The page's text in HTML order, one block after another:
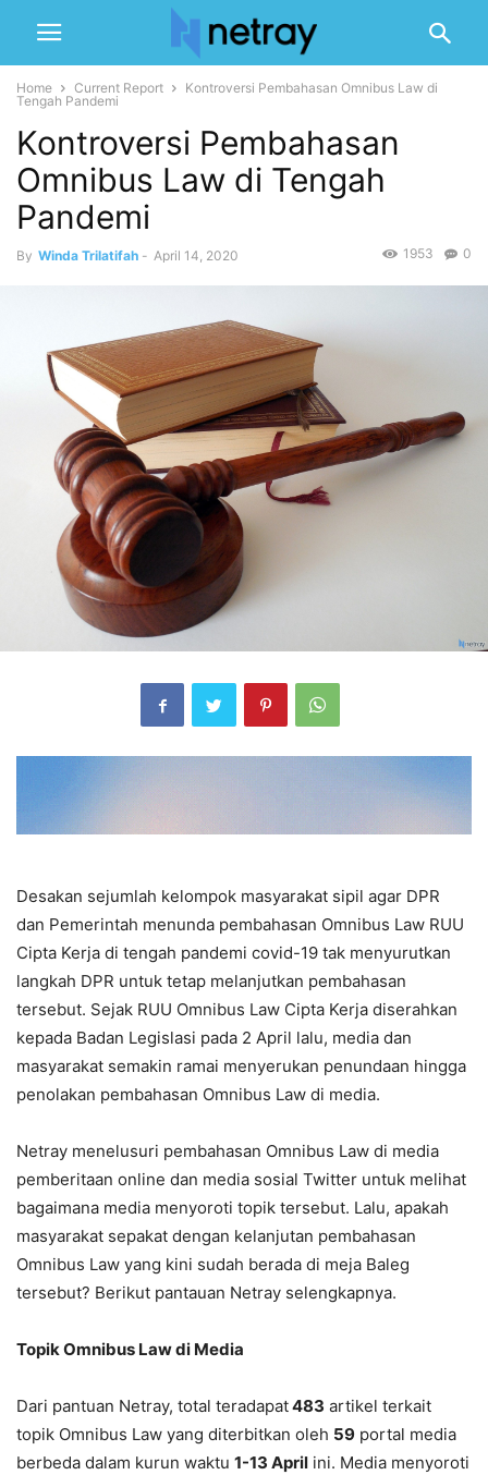
Home Current Report
Kontroversi Pembahasan Omnibus Law di
Tengah Pandemi
Kontroversi Pembahasan
Omnibus Law di Tengah
Pandemi
By Winda Trilatifah - April 14, 2020 0
1953
Desakan sejumlah kelompok masyarakat sipil agar DPR
dan Pemerintah menunda pembahasan Omnibus Law RUU
Cipta Kerja di tengah pandemi covid-19 tak menyurutkan
langkah DPR untuk tetap melanjutkan pembahasan
tersebut. Sejak RUU Omnibus Law Cipta Kerja diserahkan
kepada Badan Legislasi pada 2 April lalu, media dan
masyarakat semakin ramai menyerukan penundaan hingga
penolakan pembahasan Omnibus Law di media.
Netray menelusuri pembahasan Omnibus Law di media
pemberitaan online dan media sosial Twitter untuk melihat
bagaimana media menyoroti topik tersebut. Lalu, apakah
masyarakat sepakat dengan kelanjutan pembahasan
Omnibus Law yang kini sudah berada di meja Baleg
tersebut? Berikut pantauan Netray selengkapnya.
Topik Omnibus Law di Media
Dari pantuan Netray, total teradapat483 artikel terkait
topik Omnibus Law yang diterbitkan oleh 59 portal media
berbeda dalam kurun waktu 1-13 April ini. Media menyoroti